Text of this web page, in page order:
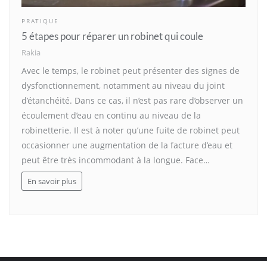
PRATIQUE
5 étapes pour réparer un robinet qui coule
Rakia
Avec le temps, le robinet peut présenter des signes de
dysfonctionnement, notamment au niveau du joint
d’étanchéité. Dans ce cas, il n’est pas rare d’observer un
écoulement d’eau en continu au niveau de la
robinetterie. Il est à noter qu’une fuite de robinet peut
occasionner une augmentation de la facture d’eau et
peut être très incommodant à la longue. Face…
En savoir plus